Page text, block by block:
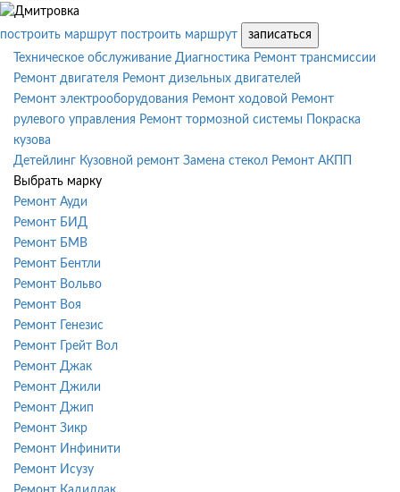
построить маршрут построить маршрут
записаться
Техническое обслуживание Диагностика Ремонт трансмиссии
Ремонт двигателя Ремонт дизельных двигателей
Ремонт электрооборудования Ремонт ходовой Ремонт
рулевого управления Ремонт тормозной системы
Покраска
кузова
Детейлинг Кузовной ремонт Замена стекол Ремонт АКПП
Выбрать марку
Ремонт Ауди
Ремонт БИД
Ремонт БМВ
Ремонт Бентли
Ремонт Вольво
Ремонт Воя
Ремонт Генезис
Ремонт Грейт Вол
Ремонт Джак
Ремонт Джили
Ремонт Джип
Ремонт Зикр
Ремонт Инфинити
Ремонт Исузу